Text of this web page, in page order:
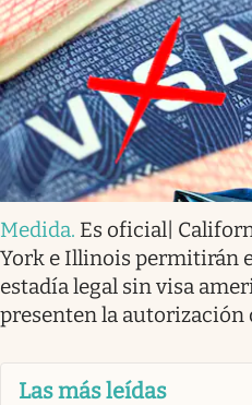
Medida. Es oficial|
York e Illinois permitirán
estadía legal sin visa
presenten la autorización
Las más leídas